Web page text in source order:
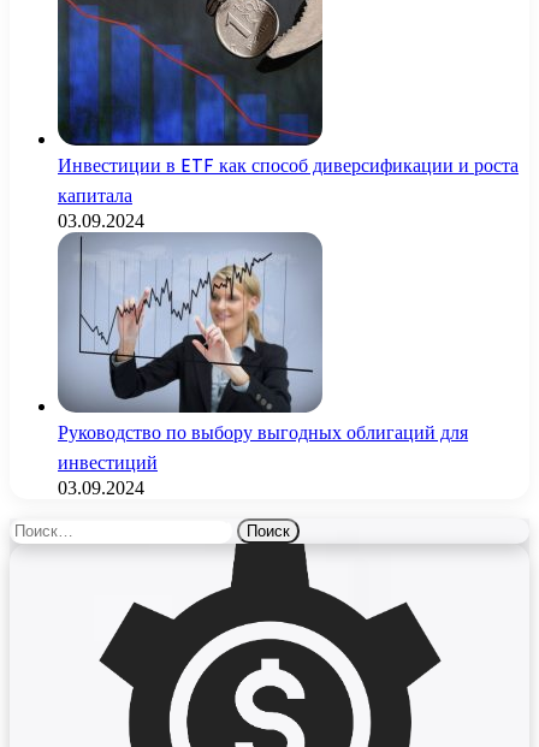
Инвестиции в ETF как способ диверсификации и роста
капитала
03.09.2024
Руководство по выбору выгодных облигаций для
инвестиций
03.09.2024
Найти: